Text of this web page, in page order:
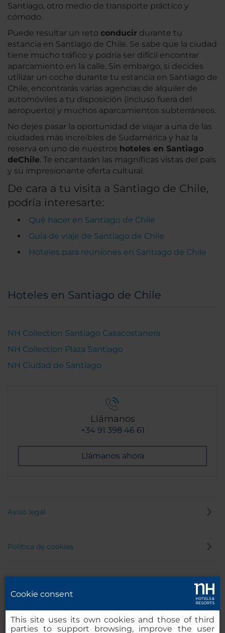
Santiago, otro medio de transporte práctico y
cómodo.
Puede resultar un reto conducir durante tu
estancia en Santiago de Chile. Se sabe que la ciudad
tiene mucho tráfico y podría ser difícil encontrar
aparcamiento en la calle. Sin embargo, si decides
utilizar un coche durante tu estancia en Santiago de
Chile, encontrarás varias agencias de alquiler de
automóviles a tu disposición (incluso fuera del
aeropuerto) y muchos aparcamientos subterráneos.
No dejes pasar la oportunidad de viajar a una de las
ciudades más increíbles de Sudamérica y haz la
reserva en uno de nuestros hoteles en Santiago
deChile. Te encantarán las magníficas vistas del país
y su impresionante oferta cultural.
De cara a tu visita a Santiago de Chile,
podría interesarte:
Qué hacer en Santiago de Chile
Guía de viaje de Santiago de Chile
Hoteles para reuniones en Santiago de Chile
Hoteles en Santiago de Chile
NH Collection Santiago Casacostanera
NH Collection Plaza Santiago
NH Ciudad de Santiago
Llámanos
+34 91 398 46 61
Llámanos ahora
Aviso legal
Política de cookies
Canal de denuncias
Cookie consent
This site uses its own cookies and those of third
parties to support browsing, improve the user